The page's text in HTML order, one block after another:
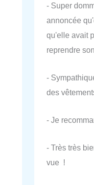
- Super
annoncée
qu'elle avait
reprendre
-
des
- Je
- Très très
vue !